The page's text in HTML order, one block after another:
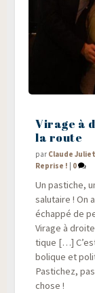
Virage à
la route
par Claude
Reprise !
0
Un pas­tiche,
salu­taire ! On
échap­pé de
Virage à
tique […]
bo­lique et
Pas­ti­chez,
chose !